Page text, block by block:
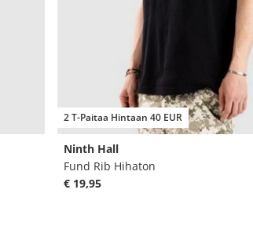
2 T-Paitaa Hintaan 40 EUR
Ninth Hall
Fund Rib Hihaton
€ 19,95